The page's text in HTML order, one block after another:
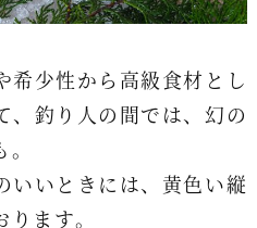
希少性から高級食材とし
、釣り人の間では、幻の
いいときには、黄色い縦
ます。